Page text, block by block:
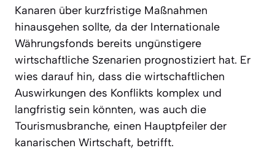
Kanaren über kurzfristige Maßnahmen
hinausgehen sollte, da der Internationale
Währungsfonds bereits ungünstigere
wirtschaftliche Szenarien prognostiziert hat. Er
wies darauf hin, dass die wirtschaftlichen
Auswirkungen des Konflikts komplex und
langfristig sein könnten, was auch die
Tourismusbranche, einen Hauptpfeiler der
kanarischen Wirtschaft, betrifft.